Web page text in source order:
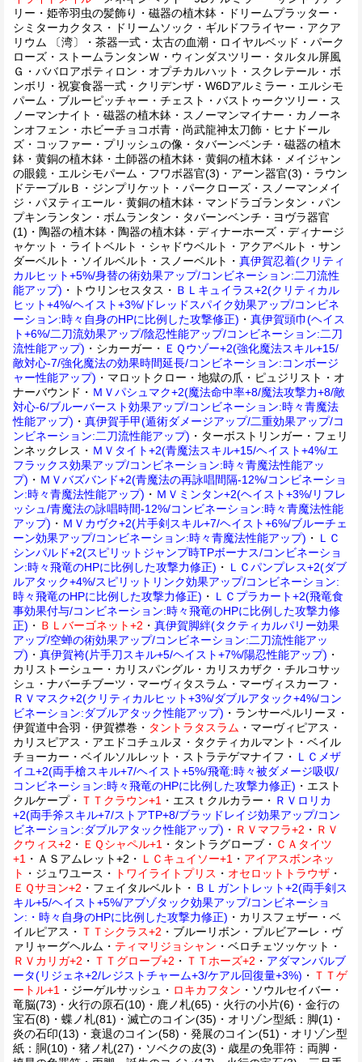
リー・姫帝羽虫の髪飾り・磁器の植木鉢・ドリームプラッター・
シミターカクタス・ドリームソック・ギルドフライヤー・アクア
リウム 〔湾〕・茶器一式・太古の血潮・ロイヤルベッド・パーク
ローズ・ストームランタンＷ・ウィンダスツリー・タルタル屏風
Ｇ・ババロアポティロン・オプチカルハット・スクレテール・ボ
ンボリ・祝宴食器一式・クリデンザ・W6Dアルミラー・エルシモ
パーム・ブルーピッチャー・チェスト・バストゥークツリー・ス
ノーマンナイト・磁器の植木鉢・スノーマンマイナー・カノーネ
ンオフェン・ホビーチョコボ青・尚武龍神太刀飾・ヒナドール
ズ・コッファー・プリッシュの像・タバーンベンチ・磁器の植木
鉢・黄銅の植木鉢・土師器の植木鉢・黄銅の植木鉢・メイジャン
の眼鏡・エルシモパーム・フワボ器官(3)・アーン器官(3)・ラウン
ドテーブルＢ・ジンプリケット・パークローズ・スノーマンメイ
ジ・パヌティエール・黄銅の植木鉢・マンドラゴランタン・パン
プキンランタン・ボムランタン・タバーンベンチ・ヨヴラ器官
(1)・陶器の植木鉢・陶器の植木鉢・ディナーホーズ・ディナージ
ャケット・ライトベルト・シャドウベルト・アクアベルト・サン
ダーベルト・ソイルベルト・スノーベルト・ 真伊賀忍着(クリティ
カルヒット+5%/身替の術効果アップ/コンビネーション:二刀流性
能アップ) ・トウリンセスタス・ ＢＬキュイラス+2(クリティカル
ヒット+4%/ヘイスト+3%/ドレッドスパイク効果アップ/コンビネ
ーション:時々自身のHPに比例した攻撃修正) ・ 真伊賀頭巾(ヘイス
ト+6%/二刀流効果アップ/陰忍性能アップ/コンビネーション:二刀
流性能アップ) ・シカーガー・ ＥＱウゾー+2(強化魔法スキル+15/
敵対心-7/強化魔法の効果時間延長/コンビネーション:コンボージ
ャー性能アップ) ・マロットクロー・地獄の爪・ピュジリスト・オ
ナーバウンド・ ＭＶパシュマク+2(魔法命中率+8/魔法攻撃力+8/敵
対心-6/ブルーバースト効果アップ/コンビネーション:時々青魔法
性能アップ) ・ 真伊賀手甲(遁術ダメージアップ/二重効果アップ/コ
ンビネーション:二刀流性能アップ) ・ターボストリンガー・フェリ
ンネックレス・ ＭＶタイト+2(青魔法スキル+15/ヘイスト+4%/エ
フラックス効果アップ/コンビネーション:時々青魔法性能アッ
プ) ・ ＭＶバズバンド+2(青魔法の再詠唱間隔-12%/コンビネーショ
ン:時々青魔法性能アップ) ・ ＭＶミンタン+2(ヘイスト+3%/リフレ
ッシュ/青魔法の詠唱時間-12%/コンビネーション:時々青魔法性能
アップ) ・ ＭＶカヴク+2(片手剣スキル+7/ヘイスト+6%/ブルーチェ
ーン効果アップ/コンビネーション:時々青魔法性能アップ) ・ ＬＣ
シンパルド+2(スピリットジャンプ時TPボーナス/コンビネーショ
ン:時々飛竜のHPに比例した攻撃力修正) ・ ＬＣパンプレス+2(ダブ
ルアタック+4%/スピリットリンク効果アップ/コンビネーション:
時々飛竜のHPに比例した攻撃力修正) ・ ＬＣプラカート+2(飛竜食
事効果付与/コンビネーション:時々飛竜のHPに比例した攻撃力修
正) ・ ＢＬバーゴネット+2 ・ 真伊賀脚絆(タクティカルパリー効果
アップ/空蝉の術効果アップ/コンビネーション:二刀流性能アッ
プ) ・ 真伊賀袴(片手刀スキル+5/ヘイスト+7%/陽忍性能アップ) ・
カリストーシュー・カリスパングル・カリスカザク・チルコサッ
シュ・ナバーチブーツ・マーヴィタスラム・マーヴィスカーフ・
ＲＶマスク+2(クリティカルヒット+3%/ダブルアタック+4%/コン
ビネーション:ダブルアタック性能アップ) ・ランサーペルリーヌ・
伊賀道中合羽・伊賀襟巻・ タントラタスラム ・マーヴィピアス・
カリスピアス・アエドコチュルヌ・タクティカルマント・ベイル
チョーカー・ベイルソルレット・ストラテゲマナイフ・ ＬＣメザ
イユ+2(両手槍スキル+7/ヘイスト+5%/飛竜:時々被ダメージ吸収/
コンビネーション:時々飛竜のHPに比例した攻撃力修正) ・エスト
クルケープ・ ＴＴクラウン+1 ・エスｔクルカラー・ ＲＶロリカ
+2(両手斧スキル+7/ストアTP+8/ブラッドレイジ効果アップ/コン
ビネーション:ダブルアタック性能アップ) ・ ＲＶマフラ+2 ・ ＲＶ
クウィス+2 ・ ＥＱシャペル+1 ・タントラグローブ・ ＣＡタイツ
+1 ・ＡＳアムレット+2・ ＬＣキュイソー+1 ・ アイアスボンネッ
ト ・ジュワユース・ トワイライトプリス ・ オセロットトラウザ ・
ＥＱサヨン+2 ・フェイタルベルト・ ＢＬガントレット+2(両手剣ス
キル+5/ヘイスト+5%/アブゾタック効果アップ/コンビネーショ
ン:・時々自身のHPに比例した攻撃力修正) ・カリスフェザー・ベ
イルピアス・ ＴＴシクラス+2 ・ブルーリボン・プルビアーレ・ヴ
ァリャーグヘルム・ ティマリジョシャン ・ベロチェツッケット・
ＲＶカリガ+2 ・ ＴＴグローブ+2 ・ ＴＴホーズ+2 ・ アダマンバルブ
ータ(リジェネ+2/レジストチャーム+3/ケアル回復量+3%) ・ ＴＴゲ
ートル+1 ・ジーゲルサッシュ・ ロキカフタン ・ソウルセイバー・
竜脳(73)・火行の原石(10)・鹿ノ札(65)・火行の小片(6)・金行の
宝石(8)・蝶ノ札(81)・滅亡のコイン(35)・オリゾン型紙：脚(1)・
炎の石印(13)・衰退のコイン(58)・発展のコイン(51)・オリゾン型
紙：胴(10)・猪ノ札(27)・ソベクの皮(3)・歳星の免罪符：両脚・